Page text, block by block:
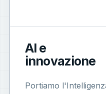
AI e
innovazione
Portiamo